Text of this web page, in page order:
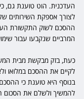
העדכנית. הוט טוענת גם,
לצורך אספקת השירותים
ההסכם לשוק התקשורת
המרביים שנקבעו עבור
כעת, בזק מבקשת מבית
לקיים את ההסכם במלואו
בנוסף היא טוענת כי
להמשיך ולשלם את הסכום